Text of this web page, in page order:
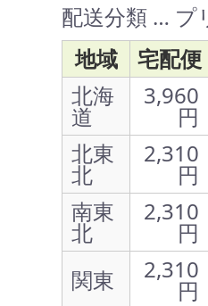
配送分類 … プ
地域
宅配便
北海
道
3,960
円
北東
北
2,310
円
南東
北
2,310
円
関東
2,310
円